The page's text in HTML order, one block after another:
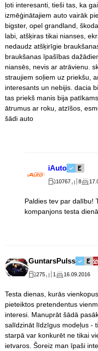
ļoti interesanti, tieši tas, ka
izmēģinātajiem auto vairāk
bigster, opel grandland,
labi, atšķiras tikai nianses,
nedaudz atšķirīgie
braukšanas īpašības
niansēs, nevis ar atrāvienu.
straujiem soļiem uz priekšu,
interesants un nebijis. dacia
tas priekš manis bija
ātrumus ar roku, atzīšos,
šādi auto
iAuto
10767 8
Paldies tev par dalību!
kompanjons testa
GuntarsPulss
275 1 16.09.2016
Testa dienas, kurās
pieteiktos pretendentus
interesi. Manuprāt šādā
salīdzināt līdzīgus modeļus -
starpā var konkurēt ne tikai
ietvaros. Šoreiz man īpaši